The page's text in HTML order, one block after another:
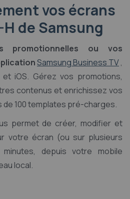
vos écrans
H de Samsung
promotionnelles ou vos
Samsung Business TV,
iOS. Gérez vos promotions,
contenus et enrichissez vos
de 100 templates pré-charges.
permet de créer, modifier et
votre écran (ou sur plusieurs
depuis votre mobile
local.